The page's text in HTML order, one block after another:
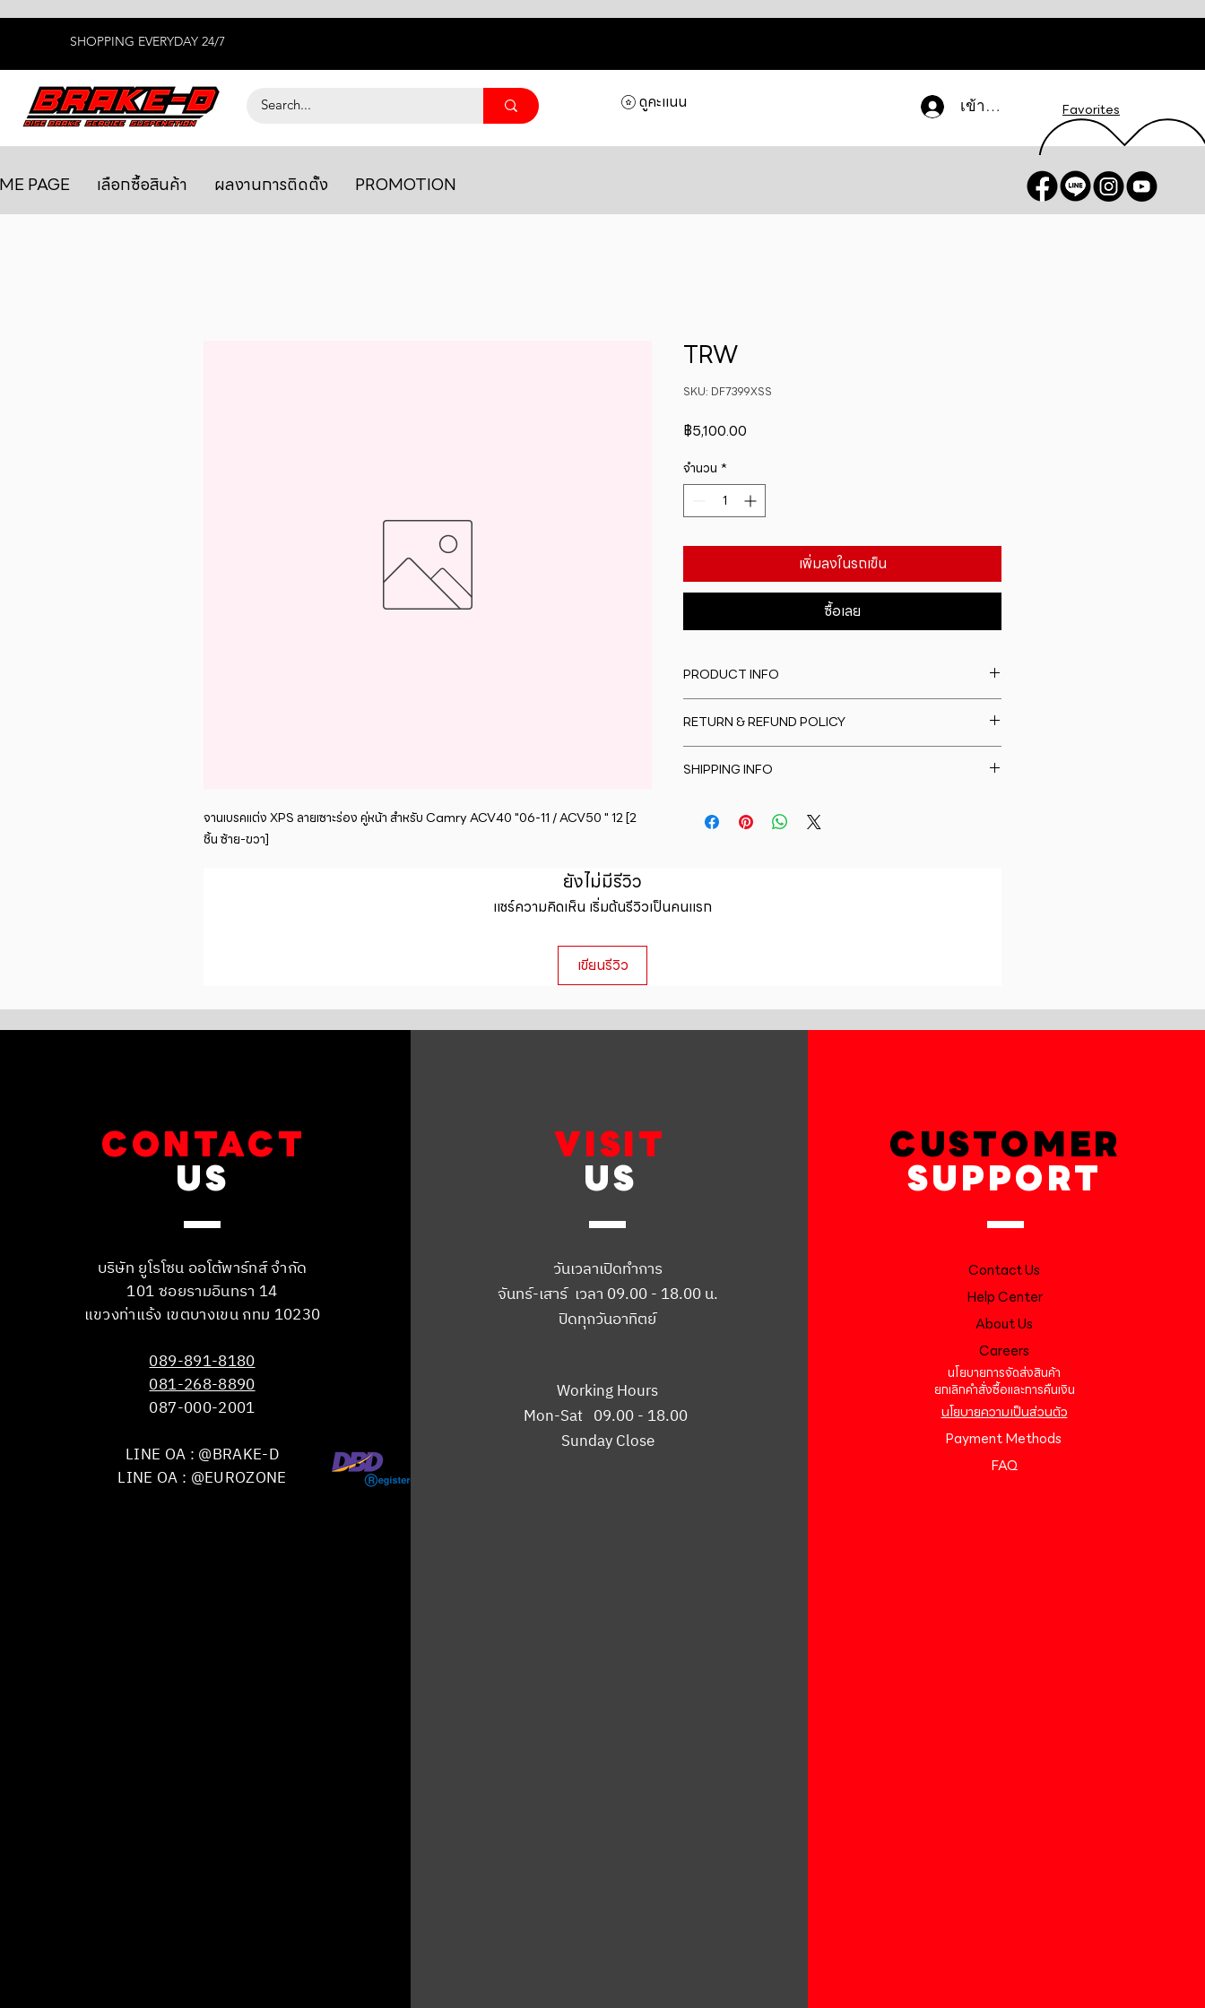
SHOPPING EVERYDAY 24/7
เข้าสู่ระบบ Favorites
ดูคะแนน
PAGE เลือกซื้อสินค้า ผลงานการติดตั้ง PROMOTION
จานเบรคแต่ง XPS ลายเซาะร่อง คู่หน้า สำหรับ Camry ACV40 "06-11 / ACV50 " 12 [2
ชิ้น ซ้าย-ขวา]
TRW
SKU: DF7399XSS
฿5,100.00
จำนวน *
เพิ่มลงในรถเข็น
ซื้อเลย
PRODUCT INFO
information about your product such as sizing,
material, care and cleaning instructions. This is also a
great space to write what makes this product
RETURN & REFUND POLICY
to let your customers know what to do in case they
straightforward refund or exchange policy is a great
way to build trust and reassure your customers that
SHIPPING INFO
information about your shipping methods,
ยังไม่มีรีวิว
แชร์ความคิดเห็น เริ่มต้นรีวิวเป็นคนแรก
เขียนรีวิว
CONTACT
US
บริษัท ยูโรโซน ออโต้พาร์ทส์ จำกัด
101 ซอยรามอินทรา 14
แขวงท่าแร้ง เขตบางเขน กทม 10230
089-891-8180
081-268-8890
087-000-2001
LINE OA : @BRAKE-D
LINE OA : @EUROZONE
VISIT
US
วันเวลาเปิดทำการ
จันทร์-เสาร์ เวลา 09.00 - 18.00 น.
ปิดทุกวันอาทิตย์
Working Hours
Mon-Sat 09.00 - 18.00
Sunday Close
CUSTOMER
SUPPORT
Contact Us
Help Center
About Us
Careers
นโยบายการจัดส่งสินค้า
ยกเลิกคำสั่งซื้อและการคืนเงิน
นโยบายความเป็นส่วนตัว
Payment Methods
FAQ